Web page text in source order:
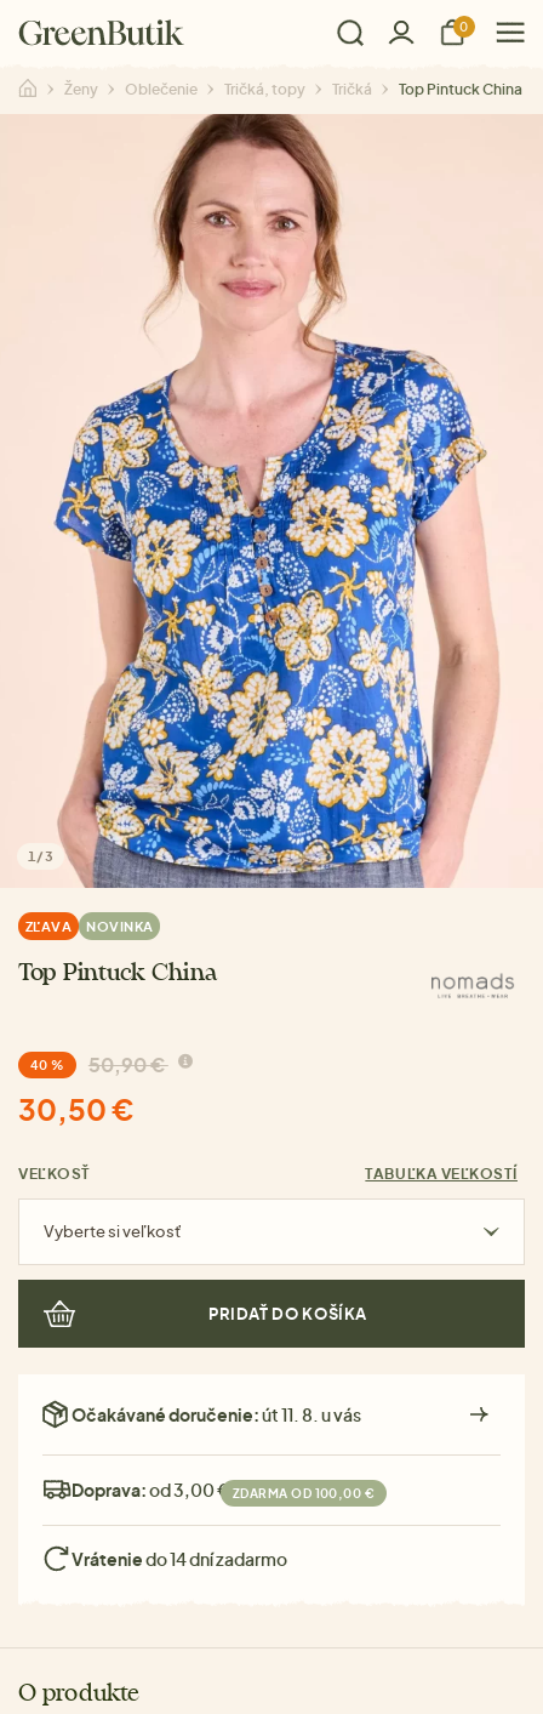
0
Ženy Oblečenie Tričká, topy Tričká Top Pintuck China
1 /3
ZĽAVA NOVINKA
Top Pintuck China
40 % 50,90 €
30,50 €
VEĽKOSŤ TABUĽKA VEĽKOSTÍ
Vyberte si veľkosť
PRIDAŤ DO KOŠÍKA
Očakávané doručenie:út 11. 8. u vás
Doprava:od 3,00 € ZDARMA OD 100,00 €
Vráteniedo 14 dní zadarmo
O produkte